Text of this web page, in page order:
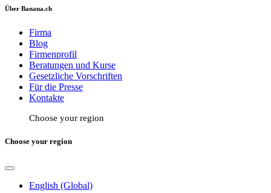
Über Banana.ch
Firma
Blog
Firmenprofil
Beratungen und Kurse
Gesetzliche Vorschriften
Für die Presse
Kontakte
Choose your region
Choose your region
English (Global)